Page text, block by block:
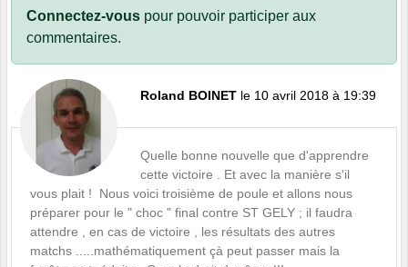
Connectez-vous pour pouvoir participer aux
commentaires.
Roland BOINET le 10 avril 2018 à 19:39
Quelle bonne nouvelle que d'apprendre
cette victoire . Et avec la manière s'il
vous plait ! Nous voici troisième de poule et allons nous
préparer pour le " choc " final contre ST GELY ; il faudra
attendre , en cas de victoire , les résultats des autres
matchs .....mathématiquement çà peut passer mais la